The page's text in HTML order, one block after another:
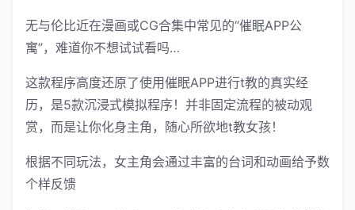
无与伦比近在漫画或CG合集中常见的“催眠APP公
寓”，难道你不想试试看吗…
这款程序高度还原了使用催眠APP进行t教的真实经
历，是5款沉浸式模拟程序！并非固定流程的被动观
赏，而是让你化身主角，随心所欲地t教女孩！
根据不同玩法，女主角会通过丰富的台词和动画给予数
个样反馈